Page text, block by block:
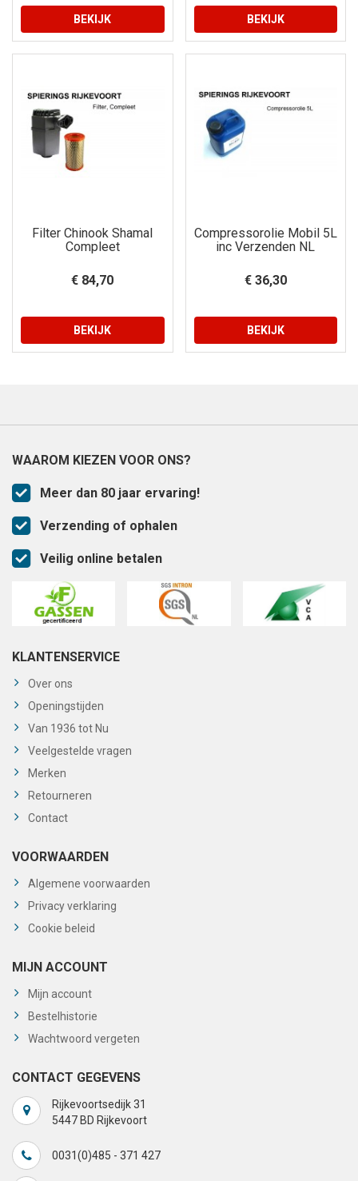
BEKIJK BEKIJK
Filter Chinook Shamal
Compleet
€ 84,70
BEKIJK
Compressorolie Mobil 5L
inc Verzenden NL
€ 36,30
BEKIJK
WAAROM KIEZEN VOOR ONS?
Meer dan 80 jaar ervaring!
Verzending of ophalen
Veilig online betalen
KLANTENSERVICE
Over ons
Openingstijden
Van 1936 tot Nu
Veelgestelde vragen
Merken
Retourneren
Contact
VOORWAARDEN
Algemene voorwaarden
Privacy verklaring
Cookie beleid
MIJN ACCOUNT
Mijn account
Bestelhistorie
Wachtwoord vergeten
CONTACT GEGEVENS
Rijkevoortsedijk 31
5447 BD Rijkevoort
0031(0)485 - 371 427